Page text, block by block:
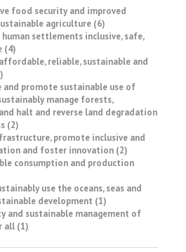
food security and improved
agriculture (6)
settlements inclusive, safe,
(4)
reliable, sustainable and
and promote sustainable use of
manage forests,
halt and reverse land degradation
(2)
promote inclusive and
and foster innovation (2)
consumption and production
use the oceans, seas and
development (1)
and sustainable management of
all (1)